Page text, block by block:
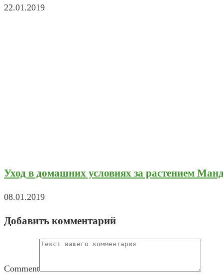
22.01.2019
Уход в домашних условиях за растением
08.01.2019
Добавить комментарий
Comment